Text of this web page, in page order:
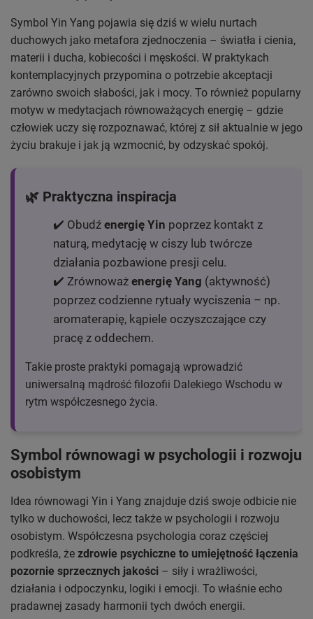
Symbol Yin Yang pojawia się dziś w wielu nurtach
duchowych jako metafora zjednoczenia – światła i cienia,
materii i ducha, kobiecości i męskości. W praktykach
kontemplacyjnych przypomina o potrzebie akceptacji
zarówno swoich słabości, jak i mocy. To również popularny
motyw w medytacjach równoważących energię – gdzie
człowiek uczy się rozpoznawać, której z sił aktualnie w jego
życiu brakuje i jak ją wzmocnić, by odzyskać spokój.
🌿 Praktyczna inspiracja
✔️ Obudź energię Yin poprzez kontakt z
naturą, medytację w ciszy lub twórcze
działania pozbawione presji celu.
✔️ Zrównoważ energię Yang (aktywność)
poprzez codzienne rytuały wyciszenia – np.
aromaterapię, kąpiele oczyszczające czy
pracę z oddechem.
Takie proste praktyki pomagają wprowadzić
uniwersalną mądrość filozofii Dalekiego Wschodu w
rytm współczesnego życia.
Symbol równowagi w psychologii i rozwoju
osobistym
Idea równowagi Yin i Yang znajduje dziś swoje odbicie nie
tylko w duchowości, lecz także w psychologii i rozwoju
osobistym. Współczesna psychologia coraz częściej
podkreśla, że zdrowie psychiczne to umiejętność łączenia
pozornie sprzecznych jakości – siły i wrażliwości,
działania i odpoczynku, logiki i emocji. To właśnie echo
pradawnej zasady harmonii tych dwóch energii.